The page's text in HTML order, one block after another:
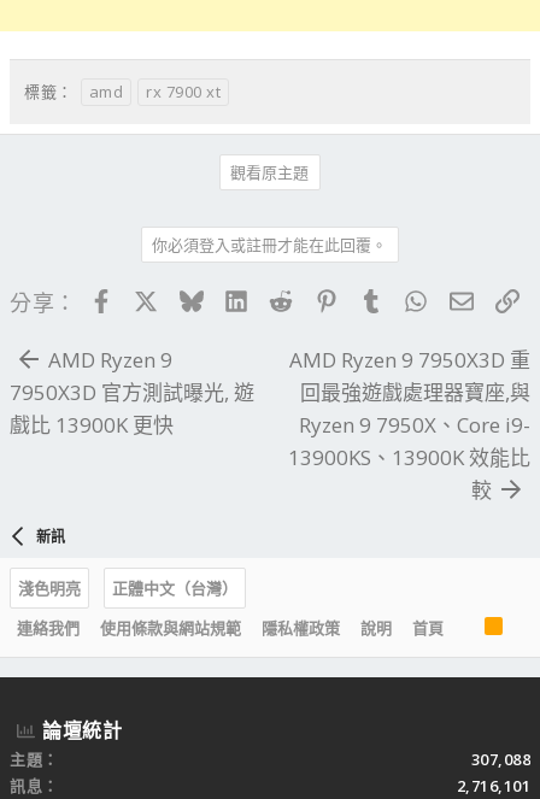
標籤： amd rx 7900 xt
觀看原主題
你必須登入或註冊才能在此回覆。
分享： FacebookBlueskyLinkedIn
Reddit PinterestTumblrWhatsApp
電子
AMD Ryzen 9
7950X3D 官方測試曝光, 遊
戲比 13900K 更快
AMD Ryzen 9 7950X3D 重
回最強遊戲處理器寶座,與
Ryzen 9 7950X、Core i9-
13900KS、13900K 效能比
較
新訊
淺色明亮
正體中文（台灣）
連絡我們
使用條款與網站規範 隱私權政策 說明 首頁
R
S
S
論壇統計
主題
307,088
訊息
2,716,101